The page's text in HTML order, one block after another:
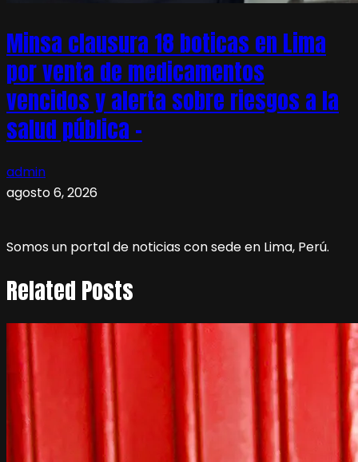
Minsa clausura 18 boticas en Lima
por venta de medicamentos
vencidos y alerta sobre riesgos a la
salud pública –
admin
agosto 6, 2026
Somos un portal de noticias con sede en Lima, Perú.
Related Posts